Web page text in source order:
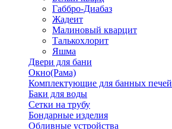
Габбро-Диабаз
Жадеит
Малиновый кварцит
Талькохлорит
Яшма
Двери для бани
Окно(Рама)
Комплектующие для банных печей
Баки для воды
Сетки на трубу
Бондарные изделия
Обливные устройства